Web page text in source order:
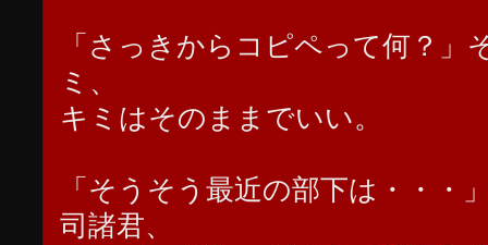
「さっきからコピペって何？」
ミ、
キミはそのままでいい。
「そうそう最近の部下は・・・
司諸君、